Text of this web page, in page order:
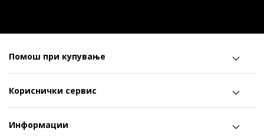
Помош при купување
Кориснички сервис
Информации